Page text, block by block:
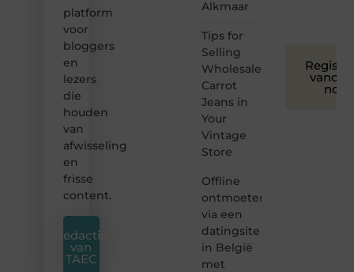
platform
voor
bloggers
en
lezers
die
houden
van
afwisseling
en
frisse
content.
Redactie
van
TAEC
Alkmaar
Tips for
Selling
Wholesale
Carrot
Jeans in
Your
Vintage
Store
Offline
ontmoeten
via een
datingsite
in België
met
nog